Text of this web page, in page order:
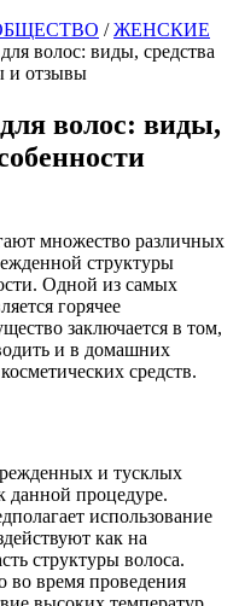
/ЖЕНСКИЕ
волос: виды, средства
и отзывы
волос: виды,
множество различных
структуры
Одной из самых
горячее
заключается в том,
и в домашних
средств.
и тусклых
данной процедуре.
использование
как на
структуры волоса.
во время проведения